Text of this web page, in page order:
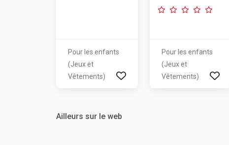
Pour les enfants
(Jeux et
Vêtements)
Pour les enfants
(Jeux et
Vêtements)
Ailleurs sur le web